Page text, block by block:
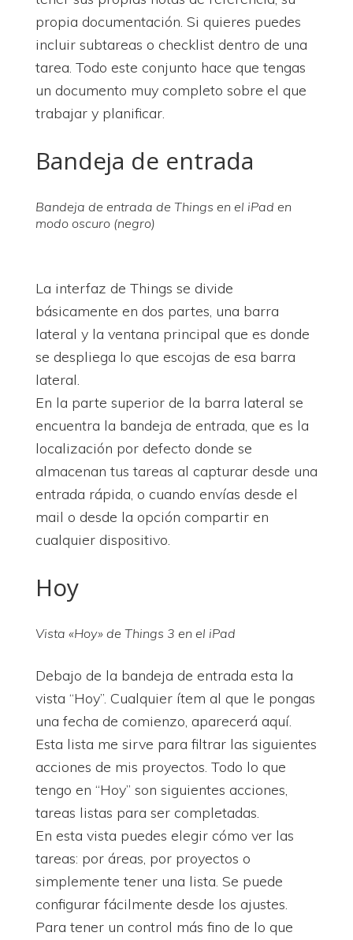
propia documentación. Si quieres puedes
incluir subtareas o checklist dentro de una
tarea. Todo este conjunto hace que tengas
un documento muy completo sobre el que
trabajar y planificar.
Bandeja de entrada
Bandeja de entrada de Things en el iPad en
modo oscuro (negro)
La interfaz de Things se divide
básicamente en dos partes, una barra
lateral y la ventana principal que es donde
se despliega lo que escojas de esa barra
lateral.
En la parte superior de la barra lateral se
encuentra la bandeja de entrada, que es la
localización por defecto donde se
almacenan tus tareas al capturar desde una
entrada rápida, o cuando envías desde el
mail o desde la opción compartir en
cualquier dispositivo.
Hoy
Vista «Hoy» de Things 3 en el iPad
Debajo de la bandeja de entrada esta la
vista “Hoy”. Cualquier ítem al que le pongas
una fecha de comienzo, aparecerá aquí.
Esta lista me sirve para filtrar las siguientes
acciones de mis proyectos. Todo lo que
tengo en “Hoy” son siguientes acciones,
tareas listas para ser completadas.
En esta vista puedes elegir cómo ver las
tareas: por áreas, por proyectos o
simplemente tener una lista. Se puede
configurar fácilmente desde los ajustes.
Para tener un control más fino de lo que